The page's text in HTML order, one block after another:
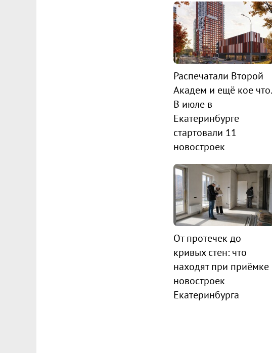
Распечатали Второй
Академ и ещё кое что.
В июле в
Екатеринбурге
стартовали 11
новостроек
От протечек до
кривых стен: что
находят при приёмке
новостроек
Екатеринбурга